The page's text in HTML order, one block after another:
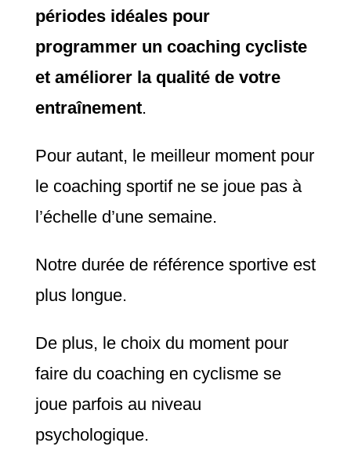
périodes idéales pour
programmer un coaching cycliste
et améliorer la qualité de votre
entraînement.
Pour autant, le meilleur moment pour
le coaching sportif ne se joue pas à
l’échelle d’une semaine.
Notre durée de référence sportive est
plus longue.
De plus, le choix du moment pour
faire du coaching en cyclisme se
joue parfois au niveau
psychologique.